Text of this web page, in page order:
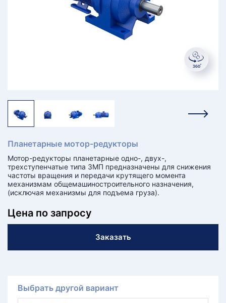
Планетарные мотор-редукторы
Мотор-редукторы планетарные одно-, двух-,
трехступенчатые типа 3МП предназначены для снижения
частоты вращения и передачи крутящего момента
механизмам общемашиностроительного назначения,
(исключая механизмы для подъема груза).
Цена по запросу
Заказать
Выбрать другой вариант